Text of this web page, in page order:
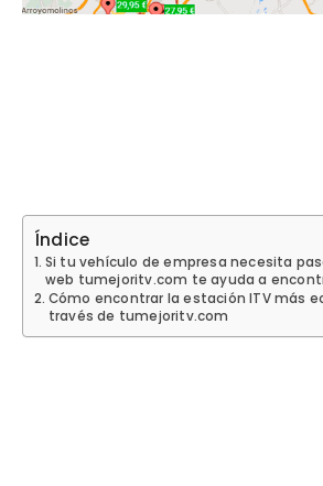
Índice
Si tu vehículo de empresa necesita
web tumejoritv.com te ayuda a
Cómo encontrar la estación ITV más
través de tumejoritv.com